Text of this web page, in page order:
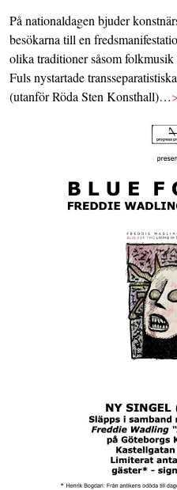
På nationaldagen bjuder
besökarna till en
olika traditioner såsom
Fuls nystartade
(utanför Röda Sten Konsthall)…>